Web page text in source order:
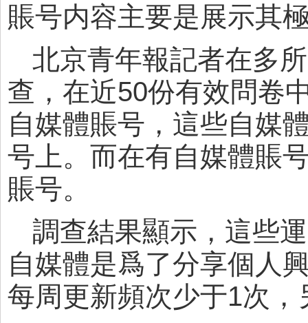
賬号内容主要是展示其
北京青年報記者在多
查，在近50份有效問卷
自媒體賬号，這些自媒
号上。而在有自媒體賬
賬号。
調查結果顯示，這些
自媒體是爲了分享個人
每周更新頻次少于1次